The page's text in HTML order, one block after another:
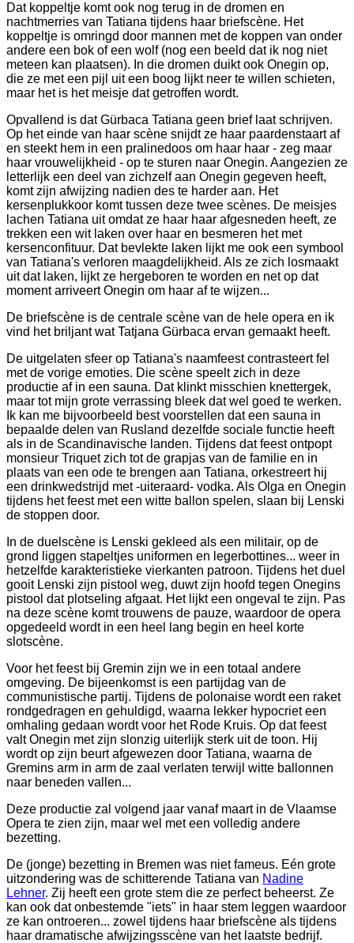
Dat koppeltje komt ook nog terug in de dromen en
nachtmerries van Tatiana tijdens haar briefscène. Het
koppeltje is omringd door mannen met de koppen van onder
andere een bok of een wolf (nog een beeld dat ik nog niet
meteen kan plaatsen). In die dromen duikt ook Onegin op,
die ze met een pijl uit een boog lijkt neer te willen schieten,
maar het is het meisje dat getroffen wordt.
Opvallend is dat Gürbaca Tatiana geen brief laat schrijven.
Op het einde van haar scène snijdt ze haar paardenstaart af
en steekt hem in een pralinedoos om haar haar - zeg maar
haar vrouwelijkheid - op te sturen naar Onegin. Aangezien ze
letterlijk een deel van zichzelf aan Onegin gegeven heeft,
komt zijn afwijzing nadien des te harder aan. Het
kersenplukkoor komt tussen deze twee scènes. De meisjes
lachen Tatiana uit omdat ze haar haar afgesneden heeft, ze
trekken een wit laken over haar en besmeren het met
kersenconfituur. Dat bevlekte laken lijkt me ook een symbool
van Tatiana's verloren maagdelijkheid. Als ze zich losmaakt
uit dat laken, lijkt ze hergeboren te worden en net op dat
moment arriveert Onegin om haar af te wijzen...
De briefscène is de centrale scène van de hele opera en ik
vind het briljant wat Tatjana Gürbaca ervan gemaakt heeft.
De uitgelaten sfeer op Tatiana's naamfeest contrasteert fel
met de vorige emoties. Die scène speelt zich in deze
productie af in een sauna. Dat klinkt misschien knettergek,
maar tot mijn grote verrassing bleek dat wel goed te werken.
Ik kan me bijvoorbeeld best voorstellen dat een sauna in
bepaalde delen van Rusland dezelfde sociale functie heeft
als in de Scandinavische landen. Tijdens dat feest ontpopt
monsieur Triquet zich tot de grapjas van de familie en in
plaats van een ode te brengen aan Tatiana, orkestreert hij
een drinkwedstrijd met -uiteraard- vodka. Als Olga en Onegin
tijdens het feest met een witte ballon spelen, slaan bij Lenski
de stoppen door.
In de duelscène is Lenski gekleed als een militair, op de
grond liggen stapeltjes uniformen en legerbottines... weer in
hetzelfde karakteristieke vierkanten patroon. Tijdens het duel
gooit Lenski zijn pistool weg, duwt zijn hoofd tegen Onegins
pistool dat plotseling afgaat. Het lijkt een ongeval te zijn. Pas
na deze scène komt trouwens de pauze, waardoor de opera
opgedeeld wordt in een heel lang begin en heel korte
slotscène.
Voor het feest bij Gremin zijn we in een totaal andere
omgeving. De bijeenkomst is een partijdag van de
communistische partij. Tijdens de polonaise wordt een raket
rondgedragen en gehuldigd, waarna lekker hypocriet een
omhaling gedaan wordt voor het Rode Kruis. Op dat feest
valt Onegin met zijn slonzig uiterlijk sterk uit de toon. Hij
wordt op zijn beurt afgewezen door Tatiana, waarna de
Gremins arm in arm de zaal verlaten terwijl witte ballonnen
naar beneden vallen...
Deze productie zal volgend jaar vanaf maart in de Vlaamse
Opera te zien zijn, maar wel met een volledig andere
bezetting.
De (jonge) bezetting in Bremen was niet fameus. Eén grote
uitzondering was de schitterende Tatiana van Nadine
Lehner. Zij heeft een grote stem die ze perfect beheerst. Ze
kan ook dat onbestemde "iets" in haar stem leggen waardoor
ze kan ontroeren... zowel tijdens haar briefscène als tijdens
haar dramatische afwijzingsscène van het laatste bedrijf.